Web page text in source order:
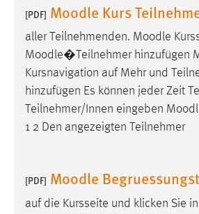
[PDF] Moodle Kurs
aller Teilnehmenden. Moodle
Moodle�Teilnehmer hinzufügen
Kursnavigation auf Mehr und
hinzufügen Es können jeder Zeit
Teilnehmer/Innen eingeben
1 2 Den angezeigten Teilnehmer
[PDF] Moodle
auf die Kursseite und klicken Sie
YouTube
Vimeo